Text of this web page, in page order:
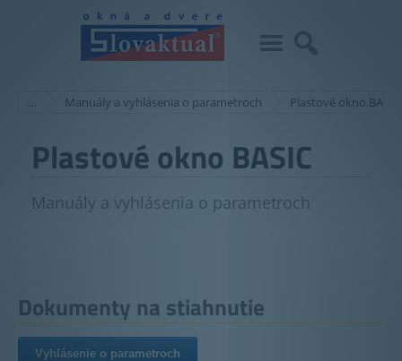
… Manuály a vyhlásenia o parametroch Plastové okno BASIC
Plastové okno BASIC
Manuály a vyhlásenia o parametroch
Dokumenty na stiahnutie
Vyhlásenie o parametroch